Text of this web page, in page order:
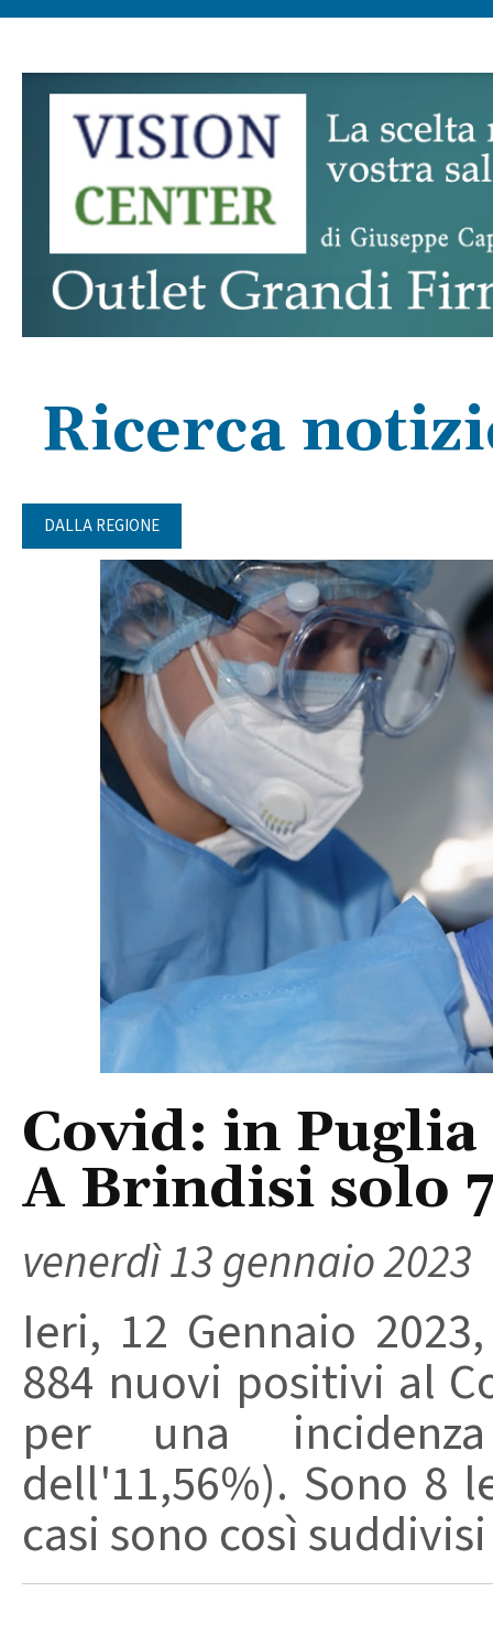
Ricerca
DALLA REGIONE
Covid: in
A Brindisi solo
venerdì 13 gennaio 2023
Ieri, 12 Gennaio
884 nuovi positivi al
per una
dell'11,56%). Sono 8
casi sono così